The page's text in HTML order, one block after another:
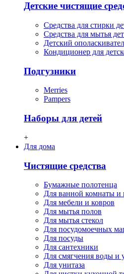
Детские чистящие
Средства для стирки
Средства для мытья
Детский
Кондиционер для
Подгузники
Merries
Pampers
Наборы для детей
+
Для дома
Чистящие средства
Бумажные полотенца
Для ванной комнаты и
Для мебели и ковров
Для мытья полов
Для мытья стекол
Для посудомоечных
Для посуды
Для сантехники
Для смягчения воды и
Для унитаза